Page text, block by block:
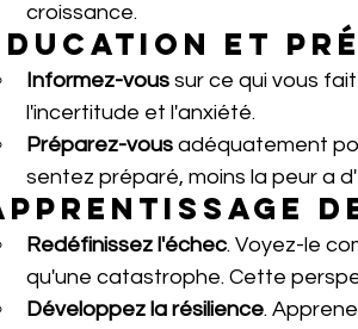
croissance.
et
Informez-vous sur ce qui vous
l'incertitude et l'anxiété.
Préparez-vous adéquatement
sentez préparé, moins la peur a
Redéfinissez l'échec. Voyez-le
qu'une catastrophe. Cette
Développez la résilience.